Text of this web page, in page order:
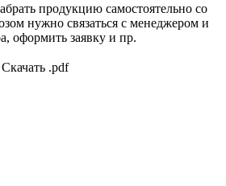
продукцию самостоятельно со
нужно связаться с менеджером и
оформить заявку и пр.
Скачать .pdf